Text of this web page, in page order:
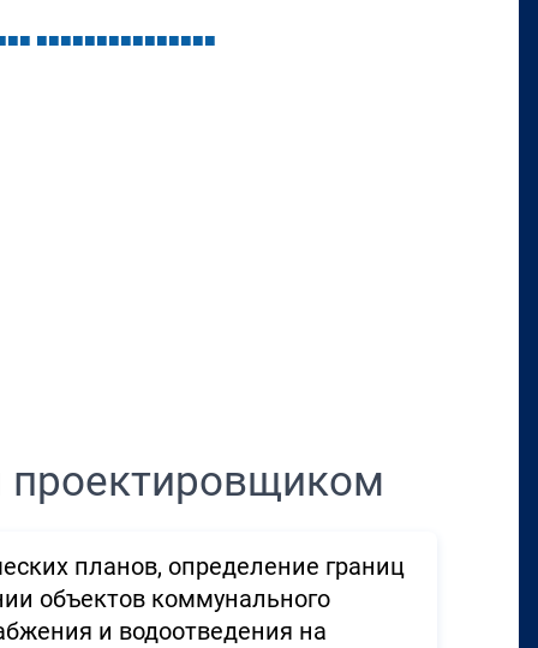
■■ ■■■■■■■■■■■■■■■
планов, определение границ
объектов коммунального
и водоотведения на